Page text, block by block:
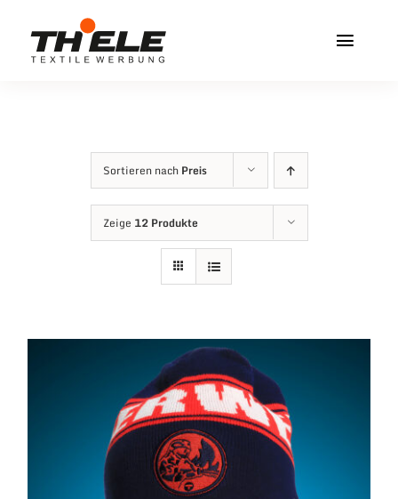
Inhalt
Service & Info
Sortieren nach Preis
Zeige 12 Produkte